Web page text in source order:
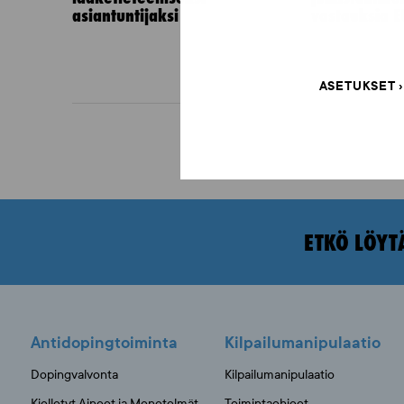
ASETUKSET
asiantuntijaksi vastauksia
ETKÖ
Antidopingtoiminta
Dopingvalvonta
Kilpailumanipulaatio
Kilpailumanipulaatio